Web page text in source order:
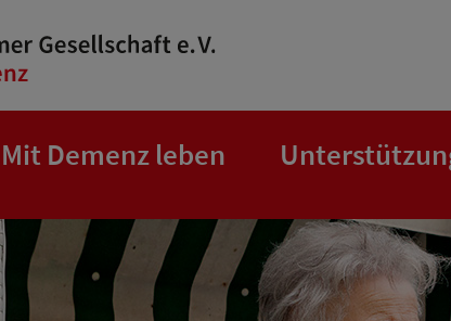
Mit Demenz leben